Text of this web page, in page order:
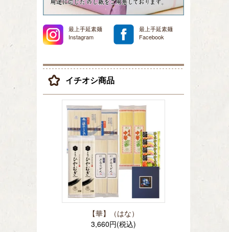
最上手延素麺
Instagram
最上手延素麺
Facebook
イチオシ商品
【華】（はな）
3,660円(税込)